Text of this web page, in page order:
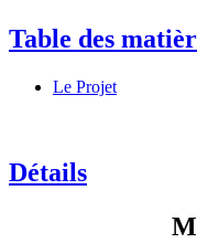
Table des
Le Projet
Détails